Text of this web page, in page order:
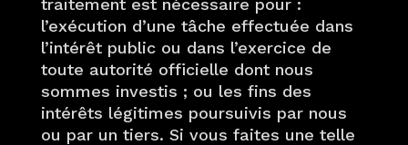
traitement est nécessaire pour :
l’exécution d’une tâche effectuée dans
l’intérêt public ou dans l’exercice de
toute autorité officielle dont nous
sommes investis ; ou les fins des
intérêts légitimes poursuivis par nous
ou par un tiers. Si vous faites une telle